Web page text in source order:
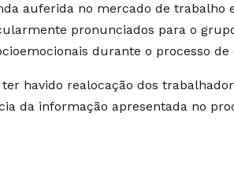
auferida no mercado de trabalho
pronunciados para o
durante o processo de
havido realocação dos
da informação apresentada no